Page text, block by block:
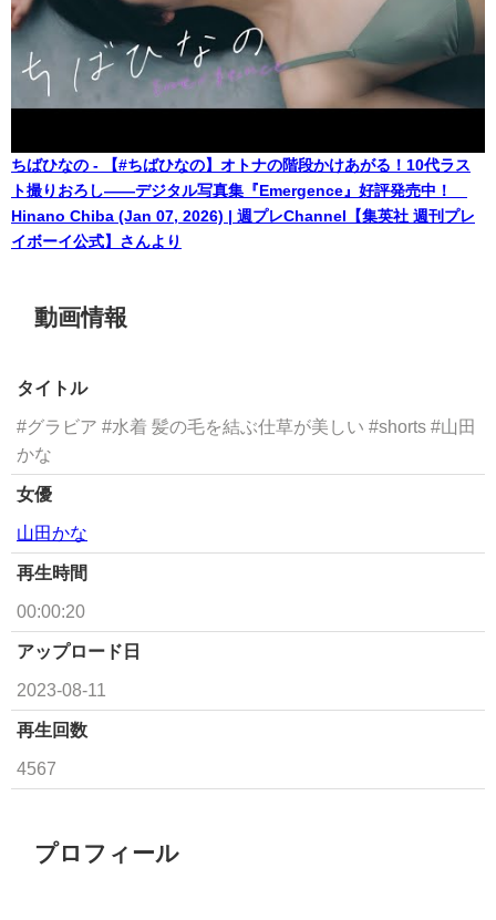
ちばひなの - 【#ちばひなの】オトナの階段かけあがる！10代ラス
ト撮りおろし――デジタル写真集『Emergence』好評発売中！
Hinano Chiba (Jan 07, 2026) | 週プレChannel【集英社 週刊プレ
イボーイ公式】さんより
動画情報
タイトル
#グラビア #水着 髪の毛を結ぶ仕草が美しい #shorts #山田
かな
女優
山田かな
再生時間
00:00:20
アップロード日
2023-08-11
再生回数
4567
プロフィール